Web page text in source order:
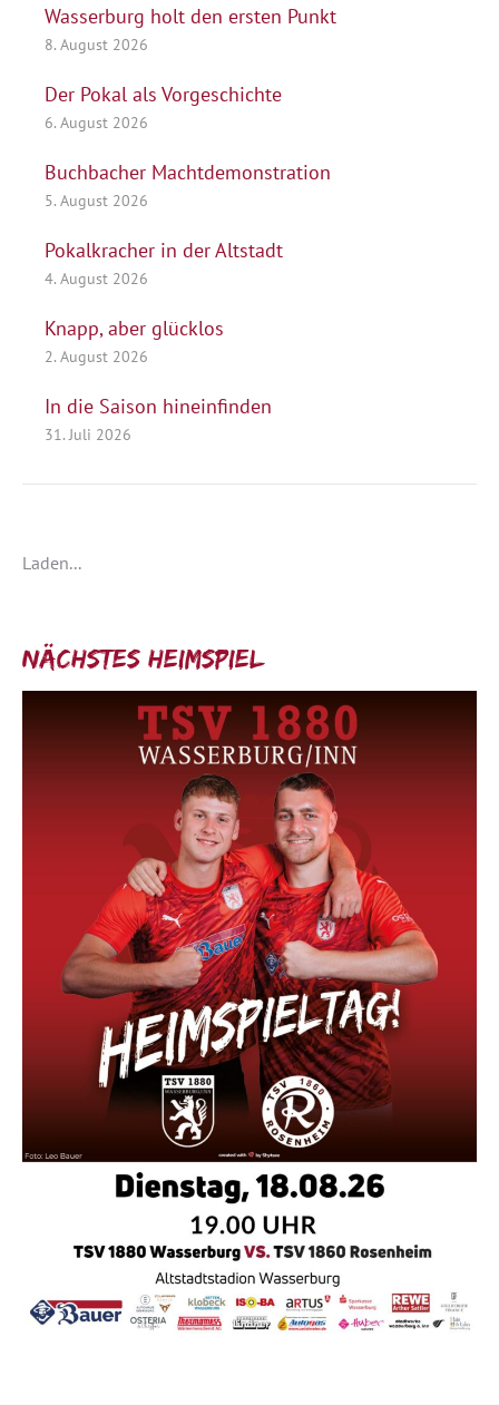
Wasserburg holt den ersten Punkt
8. August 2026
Der Pokal als Vorgeschichte
6. August 2026
Buchbacher Machtdemonstration
5. August 2026
Pokalkracher in der Altstadt
4. August 2026
Knapp, aber glücklos
2. August 2026
In die Saison hineinfinden
31. Juli 2026
Laden...
Nächstes Heimspiel